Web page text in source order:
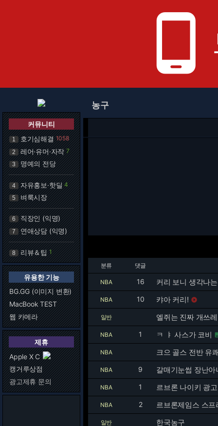
phone_android
커뮤니티
1 호기심해결 1058
2 레어·유머·자작 7
3 명예의 전당
4 자유홍보·핫딜 4
5 벼룩시장
6 직장인 (익명)
7 연애상담 (익명)
8 리뷰＆팁 1
유용한 기능
BG.GG (이미지 변환)
MacBook TEST
웹 카메라
제휴
Apple X C
캥거루상점
광고제휴 문의
농구
분류 댓글
NBA 16 커리 보니 생각나
NBA 10 캬아 커리! 
일반 엘쥐는 진짜 개쓰
NBA 1 ㅋ ㅑ 사스가 코비
NBA 크으 골스 전반 유
NBA 9 갈매기눈썹 장난아
NBA 1 르브론 나이키 광
NBA 2 르브론제임스 스
일반 한국농구